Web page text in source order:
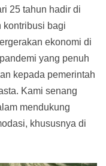
25 tahun hadir di
kontribusi bagi
ekonomi di
yang penuh
kepada pemerintah
Kami senang
mendukung
khususnya di